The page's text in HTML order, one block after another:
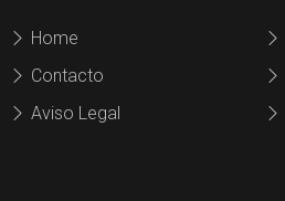
Home
Contacto
Aviso Legal